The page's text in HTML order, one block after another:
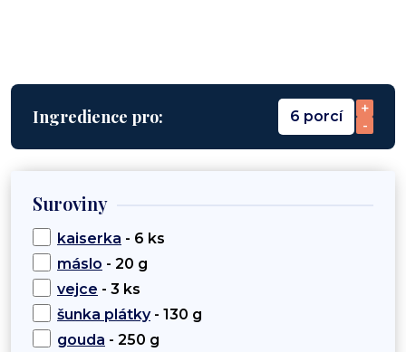
Ingredience pro: 6 porcí
+
-
Suroviny
kaiserka - 6 ks
máslo - 20 g
vejce - 3 ks
šunka plátky- 130 g
gouda - 250 g